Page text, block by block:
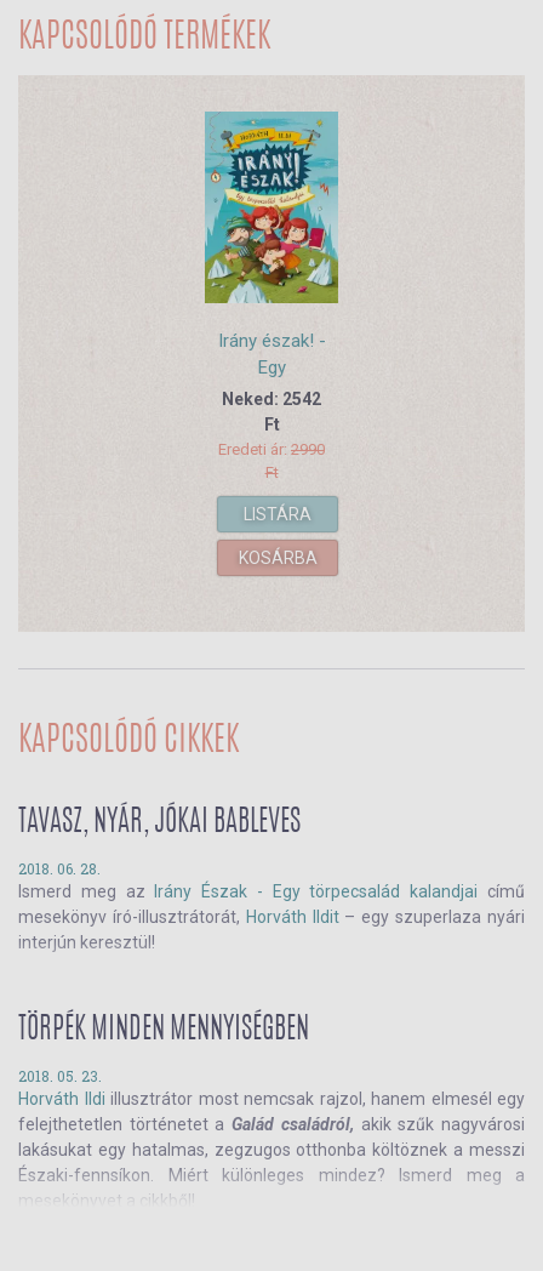
KAPCSOLÓDÓ TERMÉKEK
Irány észak! -
Egy
törpecsalád
kalandjai
Neked: 2542
Ft
Eredeti ár: 2990
Ft
LISTÁRA
KOSÁRBA
KAPCSOLÓDÓ CIKKEK
TAVASZ, NYÁR, JÓKAI BABLEVES
2018. 06. 28.
Ismerd meg az
Irány Észak - Egy törpecsalád kalandjai
című
mesekönyv író-illusztrátorát, Horváth Ildit – egy szuperlaza nyári
interjún keresztül!
TÖRPÉK MINDEN MENNYISÉGBEN
2018. 05. 23.
Horváth Ildi illusztrátor most nemcsak rajzol, hanem elmesél egy
felejthetetlen történetet aGalád családról, akik szűk nagyvárosi
lakásukat egy hatalmas, zegzugos otthonba költöznek a messzi
Északi-fennsíkon. Miért különleges mindez? Ismerd meg a
mesekönyvet a cikkből!